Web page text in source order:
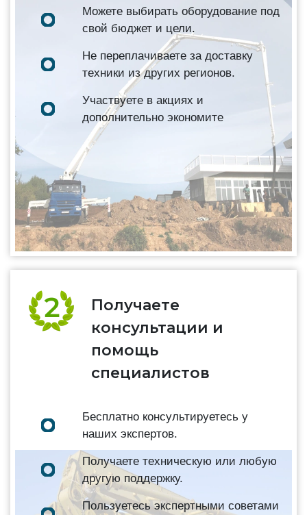
Можете выбирать оборудование под
свой бюджет и цели.
Не переплачиваете за доставку
техники из других регионов.
Участвуете в акциях и
дополнительно экономите
Получаете
консультации и
помощь
специалистов
Бесплатно консультируетесь у
наших экспертов.
Получаете техническую или любую
другую поддержку.
Пользуетесь экспертными советами